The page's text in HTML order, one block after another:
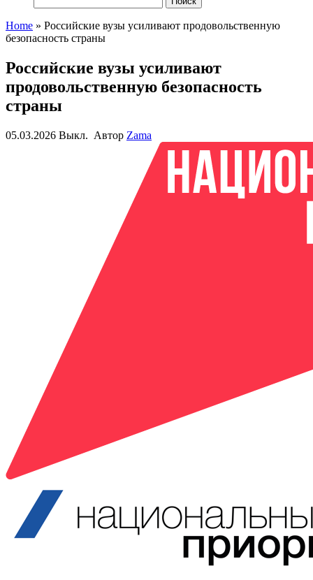
Home » Российские вузы усиливают продовольственную
безопасность страны
Российские вузы усиливают
продовольственную безопасность
страны
05.03.2026 Выкл. Автор Zama